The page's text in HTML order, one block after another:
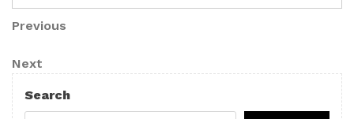
Post
navigation
Previous
Previous
Next
Post
Next
Search